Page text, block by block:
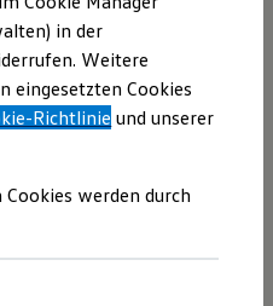
und Gebrauchtwagen
Gebrauchtwagen
bei Gebrauchtwagen
Seite ist die Autohaus Elitzsch
in der
Weitere
eingesetzten Cookies
Richtlinie und unserer
werden durch